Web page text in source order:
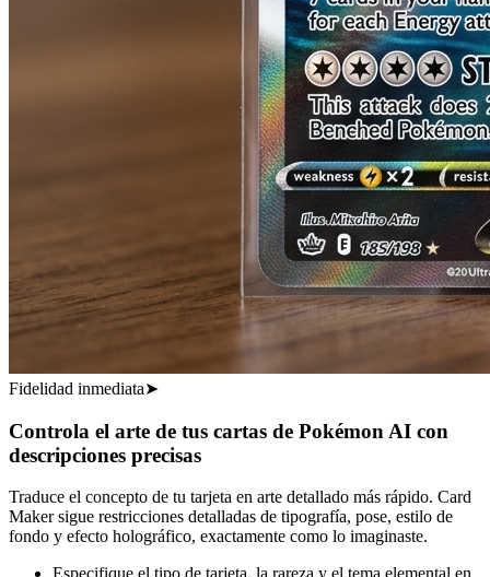
Fidelidad inmediata➤
Controla el arte de tus cartas de Pokémon AI con
descripciones precisas
Traduce el concepto de tu tarjeta en arte detallado más rápido. Card
Maker sigue restricciones detalladas de tipografía, pose, estilo de
fondo y efecto holográfico, exactamente como lo imaginaste.